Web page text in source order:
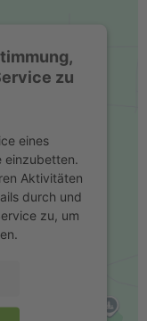
zu
eines
einzubetten.
Aktivitäten
durch und
zu, um